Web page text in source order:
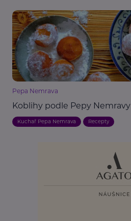
Pepa Nemrava
Koblihy podle Pepy Nemravy
Kuchař Pepa Nemrava Recepty